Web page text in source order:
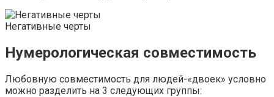
Негативные черты
Нумерологическая совместимость
Любовную совместимость для людей-«двоек» условно
можно разделить на 3 следующих группы: